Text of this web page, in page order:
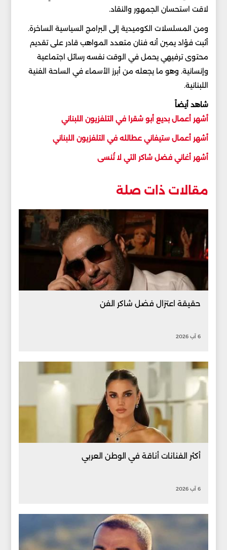
لاقت استحسان الجمهور والنقاد.
ومن المسلسلات الكوميدية إلى البرامج السياسية الساخرة.
أثبت فؤاد يمين أنه فنان متعدد المواهب قادر على تقديم
محتوى ترفيهي يحمل في الوقت نفسه رسائل اجتماعية
وإنسانية. وهو ما يجعله من أبرز الأسماء في الساحة الفنية
اللبنانية.
شاهد أيضاً
أشهر أعمال بديع أبو شقرا في التلفزيون اللبناني
أشهر أعمال ستيفاني عطالله في التلفزيون اللبناني
أشهر أغاني فضل شاكر التي لا تُنسى
مقالات ذات صلة
حقيقة اعتزال فضل شاكر الفن
6 آب 2026
أكثر الفنانات أناقة في الوطن العربي
6 آب 2026